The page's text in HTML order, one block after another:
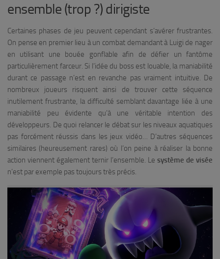
ensemble (trop ?) dirigiste
Certaines phases de jeu peuvent cependant s’avérer frustrantes.
On pense en premier lieu à un combat demandant à Luigi de nager
en utilisant une bouée gonflable afin de défier un fantôme
particulièrement farceur. Si l’idée du boss est louable, la maniabilité
durant ce passage n’est en revanche pas vraiment intuitive. De
nombreux joueurs risquent ainsi de trouver cette séquence
inutilement frustrante, la difficulté semblant davantage liée à une
maniabilité peu évidente qu’à une véritable intention des
développeurs. De quoi relancer le débat sur les niveaux aquatiques
pas forcément réussis dans les jeux vidéo… D’autres séquences
similaires (heureusement rares) où l’on peine à réaliser la bonne
action viennent également ternir l’ensemble. Le système de visée
n’est par exemple pas toujours très précis.